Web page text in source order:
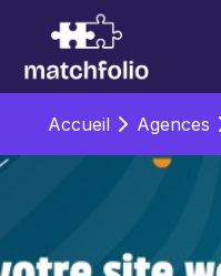
Accueil Agences